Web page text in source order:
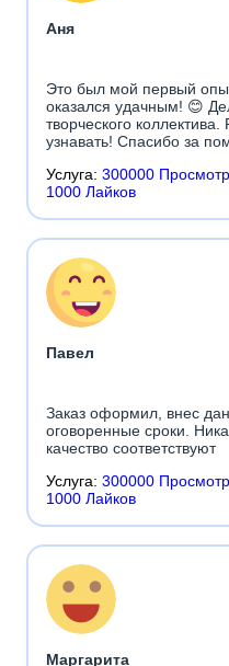
Аня
Это был мой первый
оказался удачным! 😊
творческого
узнавать! Спасибо за
Услуга: 300000
1000 Лайков
Павел
Заказ оформил, внес
оговоренные сроки.
качество соответствуют
Услуга: 300000
1000 Лайков
Маргарита